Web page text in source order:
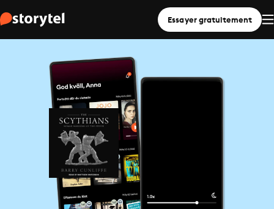
Essayer gratuitement